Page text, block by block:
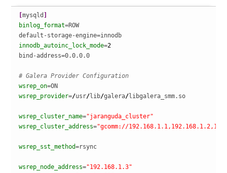
[mysqld
binlog_format=ROW
innodb_autoinc_lock_mode=2
bind-address=0.0.0.0
# Galera Provider Configuration
wsrep_on
wsrep_provider=/usr/lib/galera/libgalera_smm.so
wsrep_cluster_name="jaranguda_cluster"
wsrep_cluster_address="gcomm://
wsrep_sst_method=rsync
wsrep_node_address="192.168.1.3"